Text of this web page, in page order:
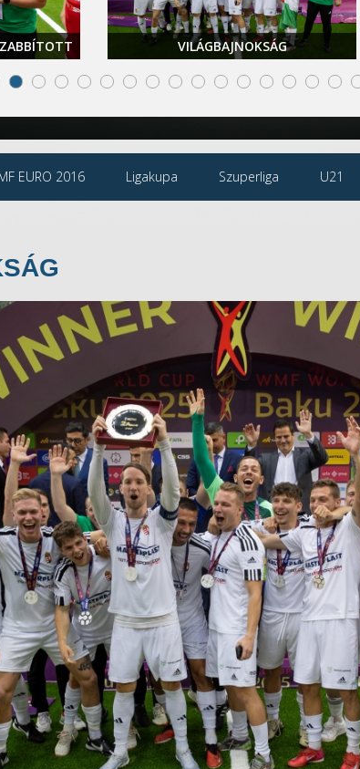
VILÁGBAJNOKSÁG
EURO 2016 Ligakupa Szuperliga U21